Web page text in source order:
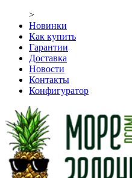
>
Новинки
Как купить
Гарантии
Доставка
Новости
Контакты
Конфигуратор